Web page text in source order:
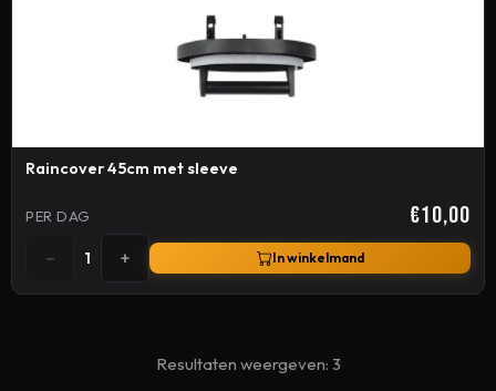
Raincover 45cm met sleeve
PER DAG €10,00
− 1 + In winkelmand
Resultaten weergeven: 3